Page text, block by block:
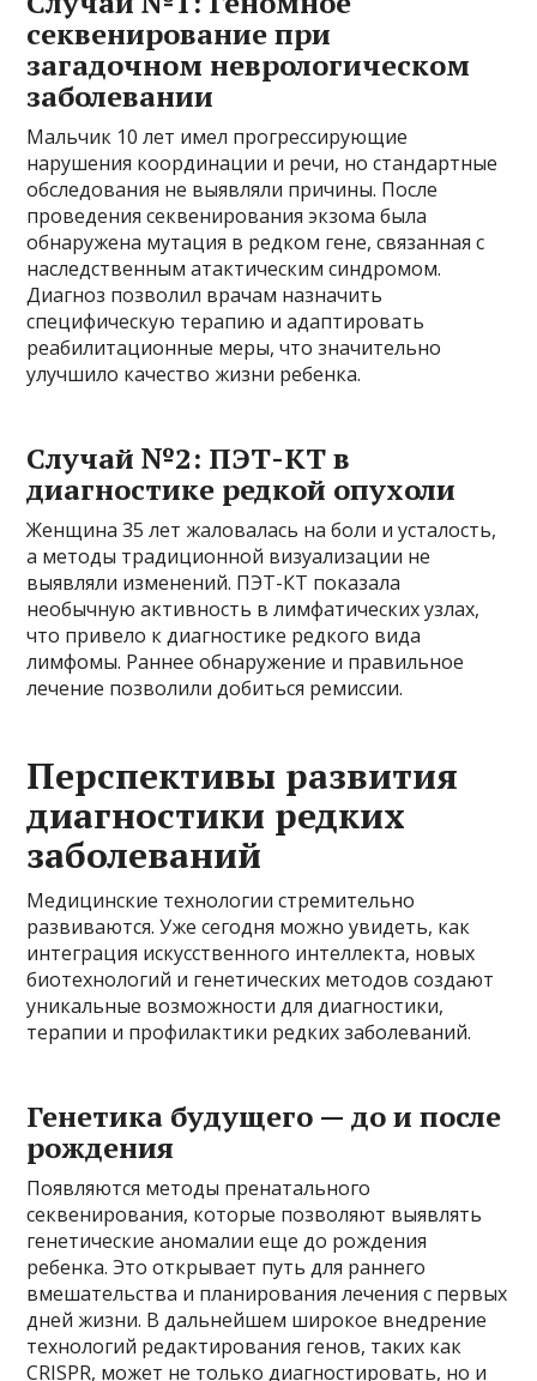
секвенирование при
загадочном неврологическом
заболевании
Мальчик 10 лет имел прогрессирующие
нарушения координации и речи, но стандартные
обследования не выявляли причины. После
проведения секвенирования экзома была
обнаружена мутация в редком гене, связанная с
наследственным атактическим синдромом.
Диагноз позволил врачам назначить
специфическую терапию и адаптировать
реабилитационные меры, что значительно
улучшило качество жизни ребенка.
Случай №2: ПЭТ-КТ в
диагностике редкой опухоли
Женщина 35 лет жаловалась на боли и усталость,
а методы традиционной визуализации не
выявляли изменений. ПЭТ-КТ показала
необычную активность в лимфатических узлах,
что привело к диагностике редкого вида
лимфомы. Раннее обнаружение и правильное
лечение позволили добиться ремиссии.
Перспективы развития
диагностики редких
заболеваний
Медицинские технологии стремительно
развиваются. Уже сегодня можно увидеть, как
интеграция искусственного интеллекта, новых
биотехнологий и генетических методов создают
уникальные возможности для диагностики,
терапии и профилактики редких заболеваний.
Генетика будущего — до и после
рождения
Появляются методы пренатального
секвенирования, которые позволяют выявлять
генетические аномалии еще до рождения
ребенка. Это открывает путь для раннего
вмешательства и планирования лечения с первых
дней жизни. В дальнейшем широкое внедрение
технологий редактирования генов, таких как
CRISPR, может не только диагностировать, но и